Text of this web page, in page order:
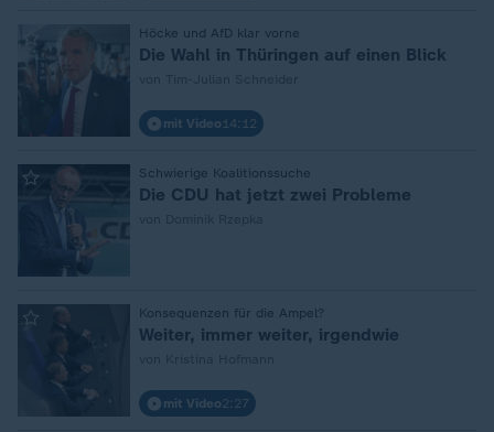
Höcke und AfD klar vorne
Die Wahl in Thüringen auf einen Blick
mit Video 14:12
Schwierige Koalitionssuche
Die CDU hat jetzt zwei Probleme
Konsequenzen für die Ampel?
Weiter, immer weiter, irgendwie
mit Video2:27